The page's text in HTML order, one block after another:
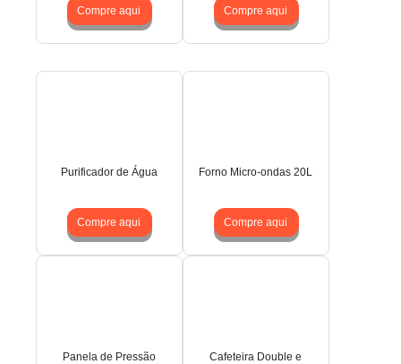
Compre aqui Compre aqui
Purificador de Água
Compre aqui
Forno Micro-ondas 20L
Compre aqui
Panela de Pressão
Cafeteira Double e